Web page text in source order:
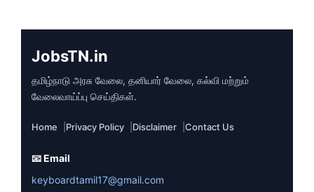
JobsTN.in
தமிழ்நாடு அரசு வேலை, தனியார் வேலை, கல்வி மற்றும்
வேலைவாய்ப்பு செய்திகள்.
Home Privacy Policy Disclaimer Contact Us
📧 Email
keyboardtamil17@gmail.com